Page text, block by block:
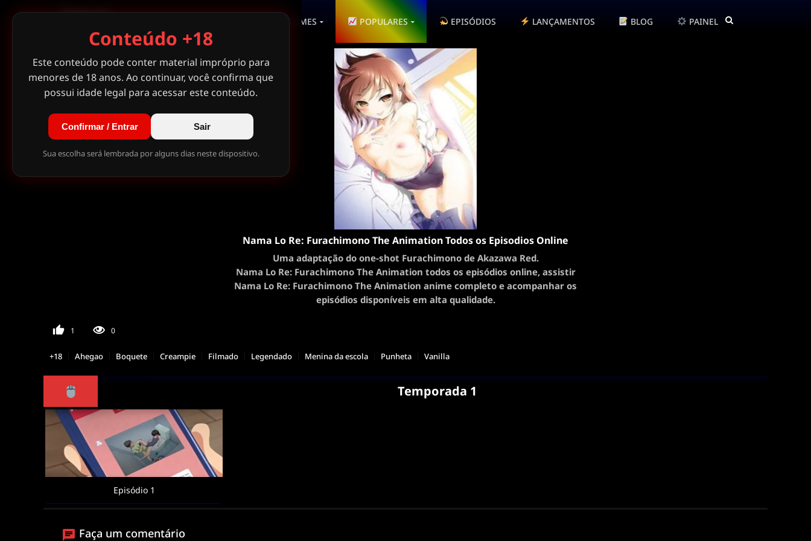
ANIMES POPULARES EPISÓDIOS LANÇAMENTOS BLOG PAINEL
Nama Lo Re: Furachimono The Animation Todos os Episodios Online
Uma adaptação do one-shot Furachimono de Akazawa Red.
Nama Lo Re: Furachimono The Animation todos os episódios online, assistir
Nama Lo Re: Furachimono The Animation anime completo e acompanhar os
episódios disponíveis em alta qualidade.
1 0
+18 Ahegao Boquete Creampie Filmado Legendado Menina da escola Punheta Vanilla
Temporada 1
Episódio 1
Faça um comentário
Conteúdo +18
Este conteúdo pode conter material impróprio para
menores de 18 anos. Ao continuar, você confirma que
possui idade legal para acessar este conteúdo.
Confirmar / Entrar Sair
Sua escolha será lembrada por alguns dias neste dispositivo.